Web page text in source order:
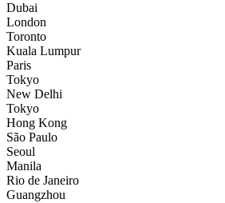
Dubai
London
Toronto
Kuala Lumpur
Paris
Tokyo
New Delhi
Tokyo
Hong Kong
São Paulo
Seoul
Manila
Rio de Janeiro
Guangzhou